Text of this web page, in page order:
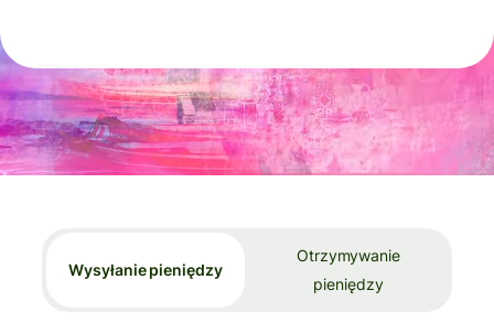
Wysyłanie pieniędzy
Otrzymywanie
pieniędzy